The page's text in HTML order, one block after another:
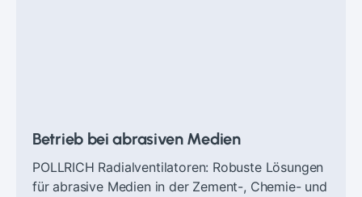
Betrieb bei abrasiven Medien
POLLRICH Radialventilatoren: Robuste Lösungen
für abrasive Medien in der Zement-, Chemie- und